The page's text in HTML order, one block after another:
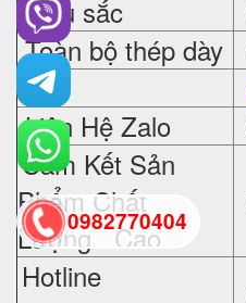
Màu sắc
Toàn bộ thép dày
Giá
Liên Hệ Zalo
Cam Kết Sản
Phẩm Chất
Lượng Cao
Hotline
0982770404